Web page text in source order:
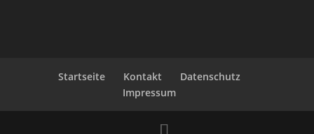
Startseite Kontakt
Datenschutz
Impressum